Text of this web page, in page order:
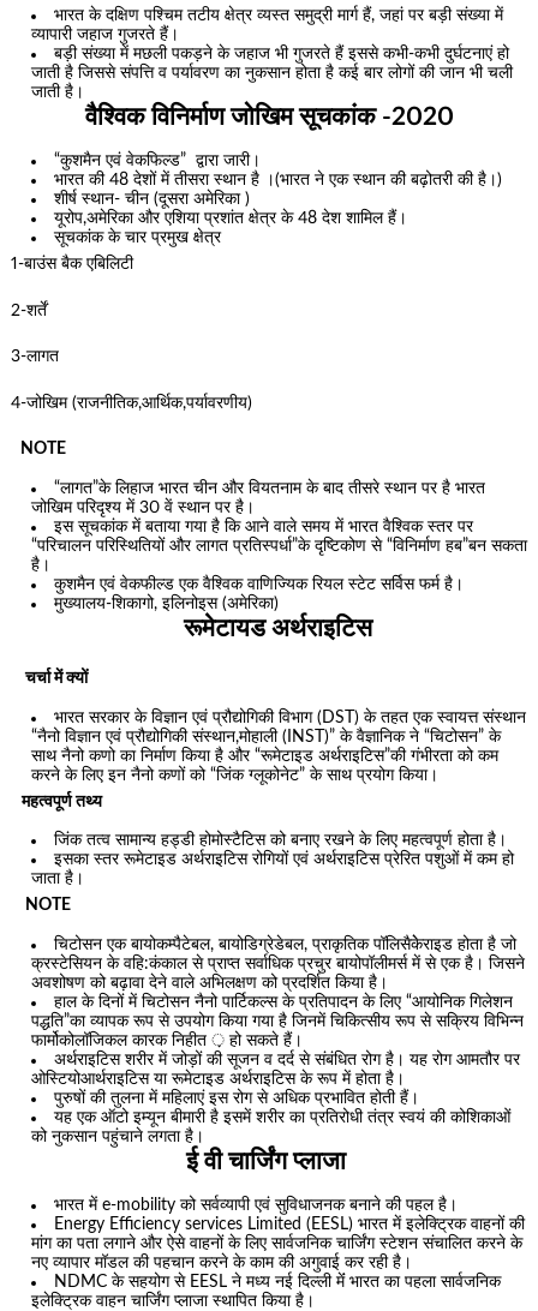
भारत के दक्षिण पश्चिम तटीय क्षेत्र व्यस्त समुद्री मार्ग हैं, जहां पर बड़ी संख्या में
व्यापारी जहाज गुजरते हैं।
बड़ी संख्या में मछली पकड़ने के जहाज भी गुजरते हैं इससे कभी-कभी दुर्घटनाएं हो
जाती है जिससे संपत्ति व पर्यावरण का नुकसान होता है कई बार लोगों की जान भी चली
जाती है।
वैश्विक विनिर्माण जोखिम सूचकांक -2020
“कुशमैन एवं वेकफिल्ड” द्वारा जारी।
भारत की 48 देशों में तीसरा स्थान है ।(भारत ने एक स्थान की बढ़ोतरी की है।)
शीर्ष स्थान- चीन (दूसरा अमेरिका )
यूरोप,अमेरिका और एशिया प्रशांत क्षेत्र के 48 देश शामिल हैं।
सूचकांक के चार प्रमुख क्षेत्र
1-बाउंस बैक एबिलिटी
2-शर्तें
3-लागत
4-जोखिम (राजनीतिक,आर्थिक,पर्यावरणीय)
NOTE
“लागत”के लिहाज भारत चीन और वियतनाम के बाद तीसरे स्थान पर है भारत
जोखिम परिदृश्य में 30 वें स्थान पर है।
इस सूचकांक में बताया गया है कि आने वाले समय में भारत वैश्विक स्तर पर
“परिचालन परिस्थितियों और लागत प्रतिस्पर्धा”के दृष्टिकोण से “विनिर्माण हब”बन सकता
है।
कुशमैन एवं वेकफील्ड एक वैश्विक वाणिज्यिक रियल स्टेट सर्विस फर्म है।
मुख्यालय-शिकागो, इलिनोइस (अमेरिका)
रूमेटायड अर्थराइटिस
चर्चा में क्यों
भारत सरकार के विज्ञान एवं प्रौद्योगिकी विभाग (DST) के तहत एक स्वायत्त संस्थान
“नैनो विज्ञान एवं प्रौद्योगिकी संस्थान,मोहाली (INST)” के वैज्ञानिक ने “चिटोसन” के
साथ नैनो कणो का निर्माण किया है और “रूमेटाइड अर्थराइटिस”की गंभीरता को कम
करने के लिए इन नैनो कणों को “जिंक ग्लूकोनेट” के साथ प्रयोग किया।
महत्वपूर्ण तथ्य
जिंक तत्व सामान्य हड्डी होमोस्टैटिस को बनाए रखने के लिए महत्वपूर्ण होता है।
इसका स्तर रूमेटाइड अर्थराइटिस रोगियों एवं अर्थराइटिस प्रेरित पशुओं में कम हो
जाता है।
NOTE
चिटोसन एक बायोकम्पैटेबल, बायोडिग्रेडेबल, प्राकृतिक पॉलिसैकेेराइड होता है जो
क्रस्टेसियन के वहि:कंकाल से प्राप्त सर्वाधिक प्रचुर बायोपॉलीमर्स में से एक है। जिसने
अवशोषण को बढ़ावा देने वाले अभिलक्षण को प्रदर्शित किया है।
हाल के दिनों में चिटोसन नैनो पार्टिकल्स के प्रतिपादन के लिए “आयोनिक गिलेशन
पद्धति”का व्यापक रूप से उपयोग किया गया है जिनमें चिकित्सीय रूप से सक्रिय विभिन्न
फार्मोकोलॉजिकल कारक निहीत ़ हो सकते हैं।
अर्थराइटिस शरीर में जोड़ों की सूजन व दर्द से संबंधित रोग है। यह रोग आमतौर पर
ओस्टियोआर्थराइटिस या रूमेटाइड अर्थराइटिस के रूप में होता है।
पुरुषों की तुलना में महिलाएं इस रोग से अधिक प्रभावित होती हैं।
यह एक ऑटो इम्यून बीमारी है इसमें शरीर का प्रतिरोधी तंत्र स्वयं की कोशिकाओं
को नुकसान पहुंचाने लगता है।
ई वी चार्जिंग प्लाजा
भारत में e-mobility को सर्वव्यापी एवं सुविधाजनक बनाने की पहल है।
Energy Efficiency services Limited (EESL) भारत में इलेक्ट्रिक वाहनों की
मांग का पता लगाने और ऐसे वाहनों के लिए सार्वजनिक चार्जिंग स्टेशन संचालित करने के
नए व्यापार मॉडल की पहचान करने के काम की अगुवाई कर रही है।
NDMC के सहयोग से EESL ने मध्य नई दिल्ली मेंं भारत का पहला सार्वजनिक
इलेक्ट्रिक वाहन चार्जिंग प्लाजा स्थापित किया है।